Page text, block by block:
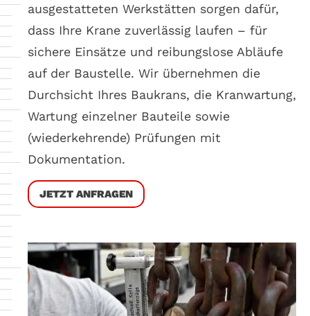
ausgestatteten Werkstätten sorgen dafür,
dass Ihre Krane zuverlässig laufen – für
sichere Einsätze und reibungslose Abläufe
auf der Baustelle. Wir übernehmen die
Durchsicht Ihres Baukrans, die Kranwartung,
Wartung einzelner Bauteile sowie
(wiederkehrende) Prüfungen mit
Dokumentation.
JETZT ANFRAGEN